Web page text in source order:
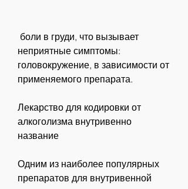
неприятные симптомы:
головокружение, в зависимости от
применяемого препарата.
Лекарство для кодировки от
алкоголизма внутривенно
название
Одним из наиболее популярных
препаратов для внутривенной